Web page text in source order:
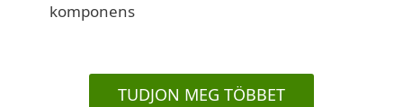
komponens
TUDJON MEG TÖBBET